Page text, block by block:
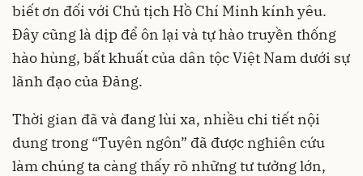
biết ơn đối với Chủ tịch Hồ Chí Minh kính yêu.
Đây cũng là dịp để ôn lại và tự hào truyền thống
hào hùng, bất khuất của dân tộc Việt Nam dưới sự
lãnh đạo của Đảng.
Thời gian đã và đang lùi xa, nhiều chi tiết nội
dung trong “Tuyên ngôn” đã được nghiên cứu
làm chúng ta càng thấy rõ những tư tưởng lớn,